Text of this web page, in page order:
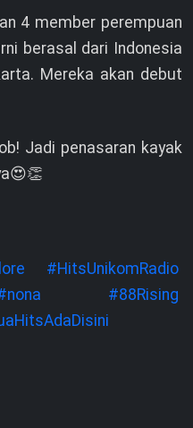
4 member perempuan
berasal dari Indonesia
Mereka akan debut
Jadi penasaran kayak
#HitsUnikomRadio
#88Rising